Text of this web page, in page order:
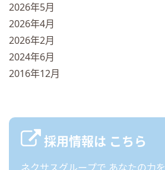
2026年5月
2026年4月
2026年2月
2024年6月
2016年12月
採用情報は こちら